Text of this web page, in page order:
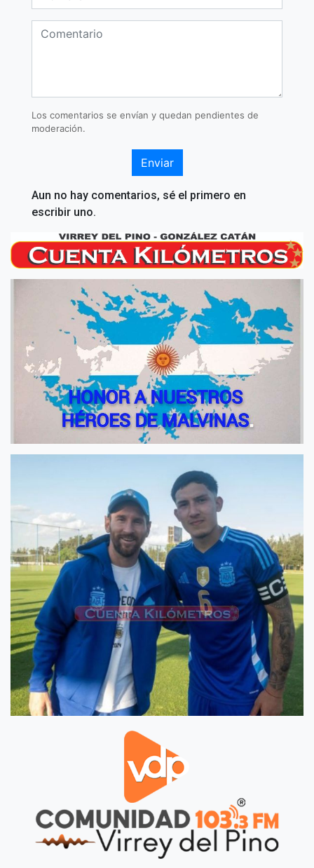
Los comentarios se envían y quedan pendientes de
moderación.
Enviar
Aun no hay comentarios, sé el primero en
escribir uno.